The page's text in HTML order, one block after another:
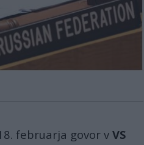
februarja govor v VS